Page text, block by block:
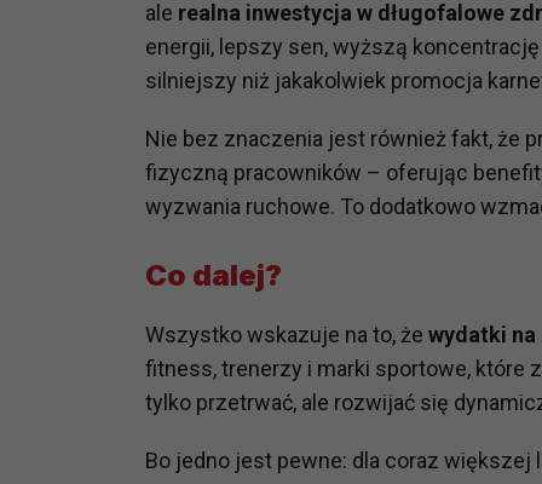
ale realna inwestycja w długofalowe
energii, lepszy sen, wyższą
silniejszy niż jakakolwiek promocja
Nie bez znaczenia jest również fakt, że
fizyczną pracowników – oferując
wyzwania ruchowe. To dodatkowo
Co dalej?
Wszystko wskazuje na to, że wydatki na
fitness, trenerzy i marki sportowe, które
tylko przetrwać, ale rozwijać się
Bo jedno jest pewne: dla coraz
potrzebom
Komu możemy przekazać
np. agencjom marketingowym,
obowiązującego prawa np.
prawną. Pragniemy też
Zaufanych parterów.
Jakie masz prawa w stosunku
także wycofać zgodę na
szczegółowo tutaj.
Jakie są podstawy prawne
Każde przetwarzanie Twoich